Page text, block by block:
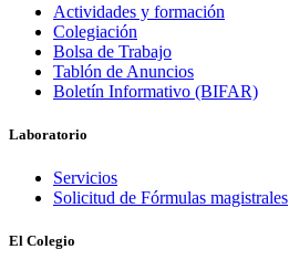
Actividades y formación
Colegiación
Bolsa de Trabajo
Tablón de Anuncios
Boletín Informativo (BIFAR)
Laboratorio
Servicios
Solicitud de Fórmulas magistrales
El Colegio